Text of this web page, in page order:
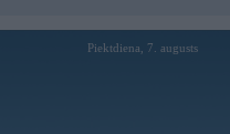
Piektdiena, 7. augusts